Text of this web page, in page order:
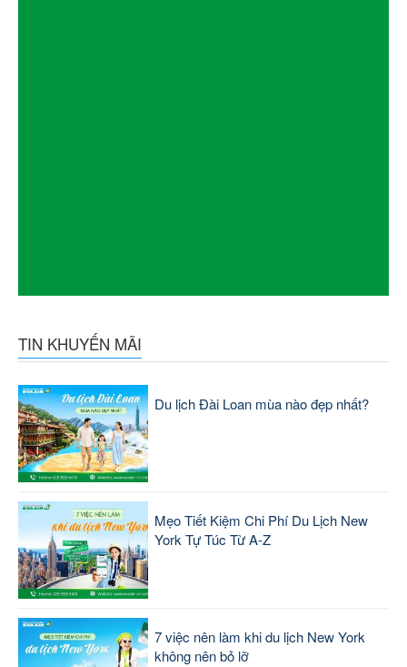
TIN KHUYẾN MÃI
Du lịch Đài Loan mùa nào đẹp nhất?
Mẹo Tiết Kiệm Chi Phí Du Lịch New
York Tự Túc Từ A-Z
7 việc nên làm khi du lịch New York
không nên bỏ lỡ